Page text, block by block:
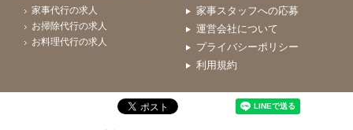
家事代行の求人
お掃除代行の求人
お料理代行の求人
家事スタッフへの応募
運営会社について
プライバシーポリシー
利用規約